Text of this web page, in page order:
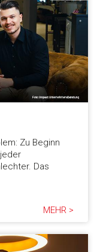
Zu Beginn
Das
MEHR >